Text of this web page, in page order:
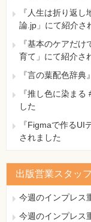
『人生は折り返
論.jp」にて紹介さ
『基本のケアだ
育て」にて紹介さ
『言の葉配色辞
『推し色に染ま
した
『Figmaで作るUI
されました
出版営業スタッ
今週のインプレス
今週のインプレス